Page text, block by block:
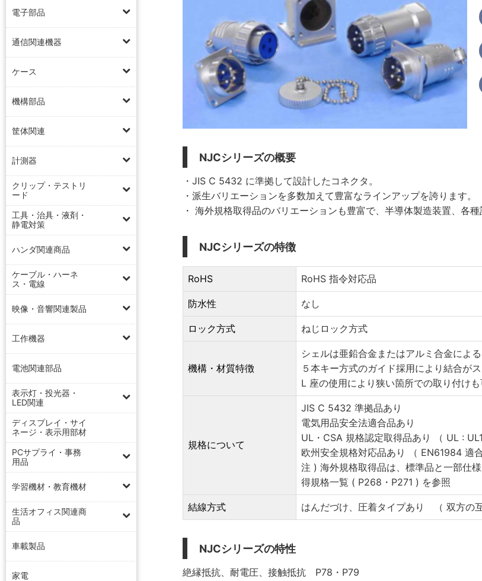
電子部品
通信関連機器
ケース
機構部品
筐体関連
計測器
クリップ・テストリ
ード
工具・治具・液剤・
静電対策
ハンダ関連商品
ケーブル・ハーネ
ス・電線
映像・音響関連製品
工作機器
電池関連部品
表示灯・投光器・
LED関連
ディスプレイ・サイ
ネージ・表示用部材
PCサプライ・事務
用品
学習機材・教育機材
生活オフィス関連商
品
車載製品
家電
NJCシリーズの概要
・JIS C 5432 に準拠して設計したコネクタ。
・派生バリエーションを多数加えて豊富なラインアップを誇ります。
・ 海外規格取得品のバリエーションも豊富で、半導体製造装置、各
NJCシリーズの特徴
RoHS RoHS 指令対応品
防水性 なし
ロック方式 ねじロック方式
機構・材質特徴
シェルは亜鉛合金またはアルミ合金によ
５本キー方式のガイド採用により結合が
L 座の使用により狭い箇所での取り付け
規格について
JIS C 5432 準拠品あり
電気用品安全法適合品あり
UL・CSA 規格認定取得品あり （ UL :
欧州安全規格対応品あり （ EN61984 適
注 ) 海外規格取得品は、標準品と一部仕
得規格一覧 ( P268・P271 ) を参照
結線方式 はんだづけ、圧着タイプあり （ 双方の互
NJCシリーズの特性
絶縁抵抗、耐電圧、接触抵抗 P78・P79